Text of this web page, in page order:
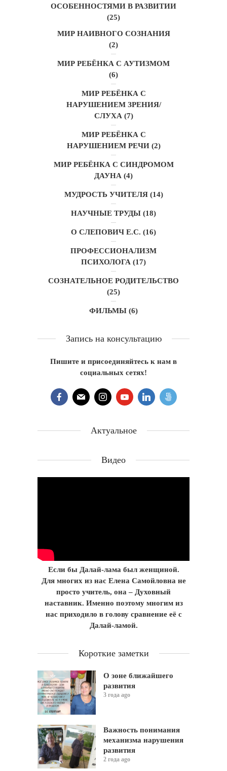
ОСОБЕННОСТЯМИ В РАЗВИТИИ
(25)
МИР НАИВНОГО СОЗНАНИЯ
(2)
МИР РЕБЁНКА С АУТИЗМОМ
(6)
МИР РЕБЁНКА С
НАРУШЕНИЕМ ЗРЕНИЯ/
СЛУХА(7)
МИР РЕБЁНКА С
НАРУШЕНИЕМ РЕЧИ(2)
МИР РЕБЁНКА С СИНДРОМОМ
ДАУНА (4)
МУДРОСТЬ УЧИТЕЛЯ(14)
НАУЧНЫЕ ТРУДЫ (18)
О СЛЕПОВИЧ Е.С. (16)
ПРОФЕССИОНАЛИЗМ
ПСИХОЛОГА (17)
СОЗНАТЕЛЬНОЕ РОДИТЕЛЬСТВО
(25)
ФИЛЬМЫ (6)
Запись на консультацию
Пишите и присоединяйтесь к нам в
социальных сетях!
Актуальное
Видео
Если бы Далай-лама был женщиной.
Для многих из нас Елена Самойловна не
просто учитель, она – Духовный
наставник. Именно поэтому многим из
нас приходило в голову сравнение её с
Далай-ламой.
Короткие заметки
О зоне ближайшего
развития
3 года ago
Важность понимания
механизма нарушения
развития
2 года ago